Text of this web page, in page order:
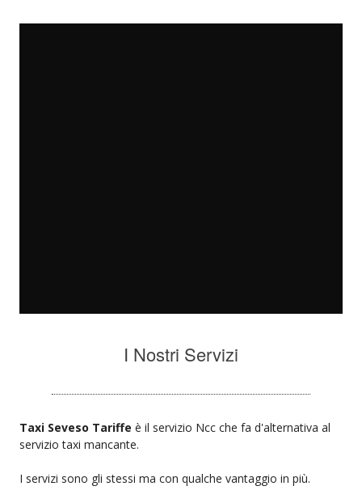
I Nostri Servizi
Taxi Seveso Tariffe è il servizio Ncc che fa d'alternativa al
servizio taxi mancante.
I servizi sono gli stessi ma con qualche vantaggio in più.